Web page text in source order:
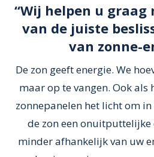
“Wij helpen u graag
van de juiste
van zonne-
De zon geeft energie. We
maar op te vangen. Ook als
zonnepanelen het licht om
de zon een onuitputtelijke
minder afhankelijk van uw